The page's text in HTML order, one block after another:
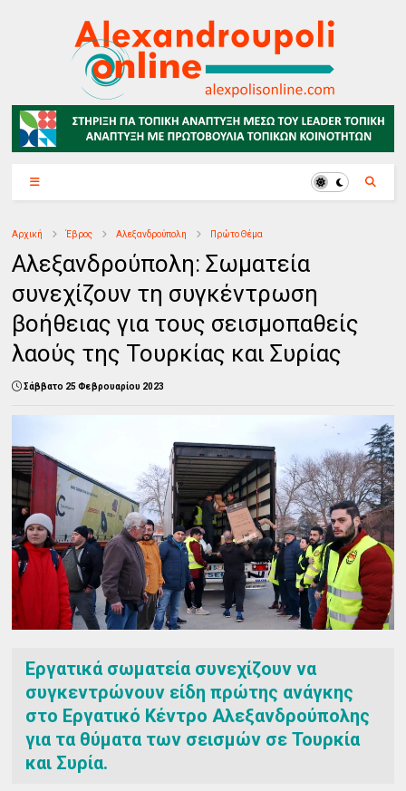
Αρχική Έβρος Αλεξανδρούπολη Πρώτο Θέμα
Αλεξανδρούπολη: Σωματεία
συνεχίζουν τη συγκέντρωση
βοήθειας για τους σεισμοπαθείς
λαούς της Τουρκίας και Συρίας
Σάββατο 25 Φεβρουαρίου 2023
Εργατικά σωματεία συνεχίζουν να
συγκεντρώνουν είδη πρώτης ανάγκης
στο Εργατικό Κέντρο Αλεξανδρούπολης
για τα θύματα των σεισμών σε Τουρκία
και Συρία.